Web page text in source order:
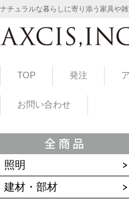
ナチュラルな暮らしに寄り添う家具や
TOP 発注
お問い合わせ
照明
建材・部材